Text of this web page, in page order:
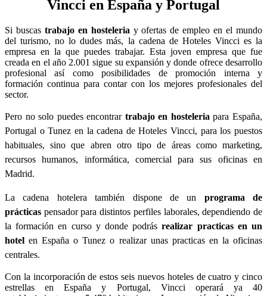
Vincci en España y Portugal
Si buscas trabajo en hosteleria y ofertas de empleo en el mundo
del turismo, no lo dudes más, la cadena de Hoteles Vincci es la
empresa en la que puedes trabajar. Esta joven empresa que fue
creada en el año 2.001 sigue su expansión y donde ofrece desarrollo
profesional así como posibilidades de promoción interna y
formación continua para contar con los mejores profesionales del
sector.
Pero no solo puedes encontrar trabajo en hosteleria para España,
Portugal o Tunez en la cadena de Hoteles Vincci, para los puestos
habituales,sino que abren otro tipo de áreas como marketing,
recursos humanos, informática, comercial para sus oficinas en
Madrid.
La cadena hotelera también dispone de un programa de
prácticas pensador para distintos perfiles laborales, dependiendo de
la formación en curso y donde podrásrealizar practicas en un
hotel en España o Tunez o realizar unas practicas en la oficinas
centrales.
Con la incorporación de estos seis nuevos hoteles de cuatro y cinco
estrellas en España y Portugal, Vincci operará ya 40